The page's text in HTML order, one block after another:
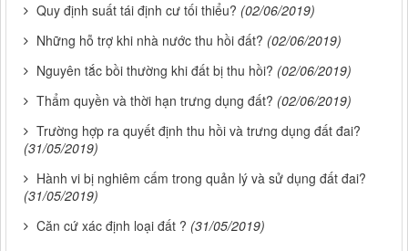
Quy định suất tái định cư tối thiểu? (02/06/2019)
Những hỗ trợ khi nhà nước thu hồi đất? (02/06/2019)
Nguyên tắc bồi thường khi đất bị thu hồi? (02/06/2019)
Thẩm quyền và thời hạn trưng dụng đất? (02/06/2019)
Trường hợp ra quyết định thu hồi và trưng dụng đất đai?
(31/05/2019)
Hành vi bị nghiêm cấm trong quản lý và sử dụng đất đai?
(31/05/2019)
Căn cứ xác định loại đất ? (31/05/2019)